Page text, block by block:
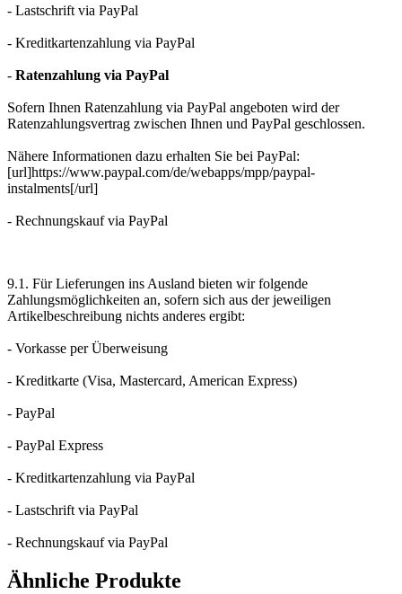
- Lastschrift via PayPal
- Kreditkartenzahlung via PayPal
- Ratenzahlung via PayPal
Sofern Ihnen Ratenzahlung via PayPal angeboten wird der
Ratenzahlungsvertrag zwischen Ihnen und PayPal geschlossen.
Nähere Informationen dazu erhalten Sie bei PayPal:
[url]https://www.paypal.com/de/webapps/mpp/paypal-
instalments[/url]
- Rechnungskauf via PayPal
9.1. Für Lieferungen ins Ausland bieten wir folgende
Zahlungsmöglichkeiten an, sofern sich aus der jeweiligen
Artikelbeschreibung nichts anderes ergibt:
- Vorkasse per Überweisung
- Kreditkarte (Visa, Mastercard, American Express)
- PayPal
- PayPal Express
- Kreditkartenzahlung via PayPal
- Lastschrift via PayPal
- Rechnungskauf via PayPal
Ähnliche Produkte